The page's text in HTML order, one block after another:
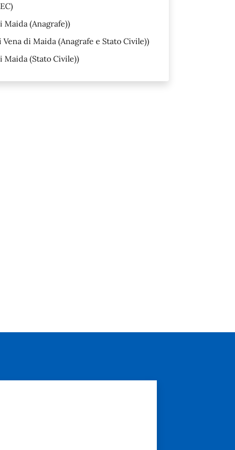
(Anagrafe))
di Maida (Anagrafe e Stato Civile))
Maida (Stato Civile))